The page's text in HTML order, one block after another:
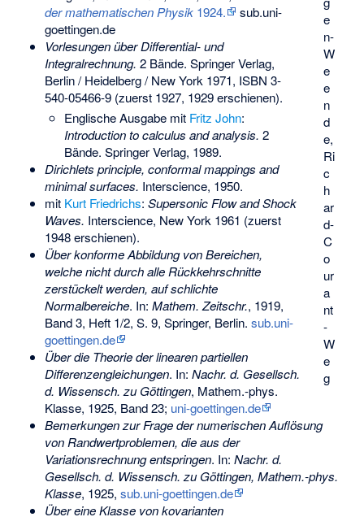
e
n-
W
e
e
n
d
e,
Ri
c
h
ar
d-
C
o
ur
a
nt
-
W
e
g
der mathematischen Physik1924.
sub.uni-
goettingen.de
Vorlesungen über Differential- und
Integralrechnung. 2 Bände. Springer Verlag,
Berlin / Heidelberg / New York 1971, ISBN 3-
540-05466-9(zuerst 1927, 1929 erschienen).
Englische Ausgabe mit Fritz John:
Introduction to calculus and analysis. 2
Bände. Springer Verlag, 1989.
Dirichlets principle, conformal mappings and
minimal surfaces. Interscience, 1950.
mit Kurt Friedrichs: Supersonic Flow and Shock
Waves. Interscience, New York 1961 (zuerst
1948 erschienen).
Über konforme Abbildung von Bereichen,
welche nicht durch alle Rückkehrschnitte
zerstückelt werden, auf schlichte
Normalbereiche. In: Mathem. Zeitschr., 1919,
Band 3, Heft 1/2, S. 9, Springer, Berlin. sub.uni-
goettingen.de
Über die Theorie der linearen partiellen
Differenzengleichungen. In: Nachr. d. Gesellsch.
d. Wissensch. zu Göttingen, Mathem.-phys.
Klasse, 1925, Band 23; uni-goettingen.de
Bemerkungen zur Frage der numerischen Auflösung
von Randwertproblemen, die aus der
Variationsrechnung entspringen. In: Nachr. d.
Gesellsch. d. Wissensch. zu Göttingen, Mathem.-phys.
Klasse, 1925, sub.uni-goettingen.de
Über eine Klasse von kovarianten